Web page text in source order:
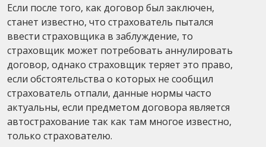
Если после того, как договор был заключен,
станет известно, что страхователь пытался
ввести страховщика в заблуждение, то
страховщик может потребовать аннулировать
договор, однако страховщик теряет это право,
если обстоятельства о которых не сообщил
страхователь отпали, данные нормы часто
актуальны, если предметом договора является
автострахование так как там многое известно,
только страхователю.